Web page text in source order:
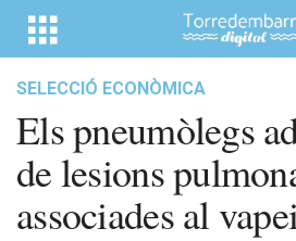
SELECCIÓ ECONÒMICA
Els pneumòlegs
de lesions
associades al